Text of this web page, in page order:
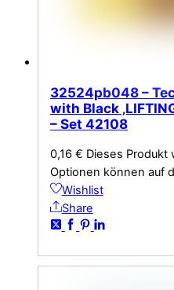
32524pb048 –
with Black
– Set 42108
0,16 € Dieses Produkt
Optionen können auf
Wishlist
Share